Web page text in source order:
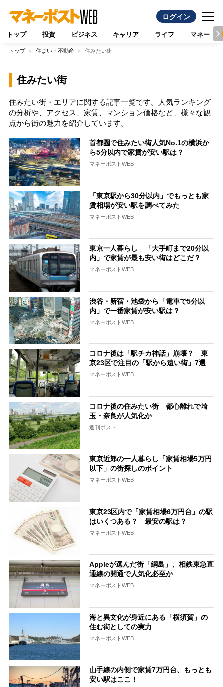
ログイン
トップ 投資 ビジネス キャリア ライフ マネー
トップ 住まい・不動産 住みたい街
住みたい街
住みたい街・エリアに関する記事一覧です。人気ランキング
の分析や、アクセス、家賃、マンション価格など、様々な観
点から街の魅力を紹介しています。
首都圏で住みたい街人気No.1の横浜か
ら5分以内で家賃が安い駅は？
マネーポストWEB
「東京駅から30分以内」でもっとも家
賃相場が安い駅を調べてみた
マネーポストWEB
東京一人暮らし 「大手町まで20分以
内」で家賃が最も安い街はどこだ？
マネーポストWEB
渋谷・新宿・池袋から「電車で5分以
内」で一番家賃が安い駅は？
マネーポストWEB
コロナ後は「駅チカ神話」崩壊？ 東
京23区で注目の「駅から遠い街」7選
マネーポストWEB
コロナ後の住みたい街 都心離れで埼
玉・奈良が人気化か
週刊ポスト
東京近郊の一人暮らし「家賃相場5万円
以下」の街探しのポイント
マネーポストWEB
東京23区内で「家賃相場6万円台」の駅
はいくつある？ 最安の駅は？
マネーポストWEB
Appleが選んだ街「綱島」、相鉄東急直
通線の開通で人気化必至か
マネーポストWEB
海と異文化が身近にある「横須賀」の
住む街としての実力
マネーポストWEB
山手線の内側で家賃7万円台、もっとも
安い駅はここ！